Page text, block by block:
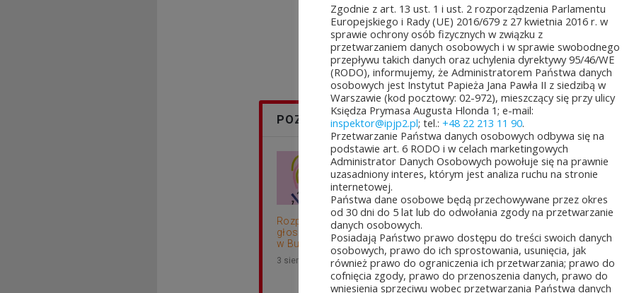
POZOSTAŁE AKTUALNOŚCI
Rozpoczęło się
głosowanie
w Budżeci...
3 sierpnia&8b44p;2026
Jubileuszowe XXV
Mistrzostwa
Polski Duch...
10 lipca&7b19p;2026
Konkurs
plastyczny
o Świętym Janie ...
27
czerwca&6b29p;2026
papież...
Zgodnie z art. 13 ust. 1 i ust. 2 rozporządzenia Parlamentu
Europejskiego i Rady (UE) 2016/679 z 27 kwietnia 2016 r. w
sprawie ochrony osób fizycznych w związku z
przetwarzaniem danych osobowych i w sprawie swobodnego
przepływu takich danych oraz uchylenia dyrektywy 95/46/WE
(RODO), informujemy, że Administratorem Państwa danych
osobowych jest Instytut Papieża Jana Pawła II z siedzibą w
Warszawie (kod pocztowy: 02-972), mieszczący się przy ulicy
Księdza Prymasa Augusta Hlonda 1; e-mail:
inspektor@ipjp2.pl; tel.: +48 22 213 11 90.
Przetwarzanie Państwa danych osobowych odbywa się na
podstawie art. 6 RODO i w celach marketingowych
Administrator Danych Osobowych powołuje się na prawnie
uzasadniony interes, którym jest analiza ruchu na stronie
internetowej.
Państwa dane osobowe będą przechowywane przez okres
od 30 dni do 5 lat lub do odwołania zgody na przetwarzanie
danych osobowych.
Posiadają Państwo prawo dostępu do treści swoich danych
osobowych, prawo do ich sprostowania, usunięcia, jak
również prawo do ograniczenia ich przetwarzania; prawo do
cofnięcia zgody, prawo do przenoszenia danych, prawo do
wniesienia sprzeciwu wobec przetwarzania Państwa danych